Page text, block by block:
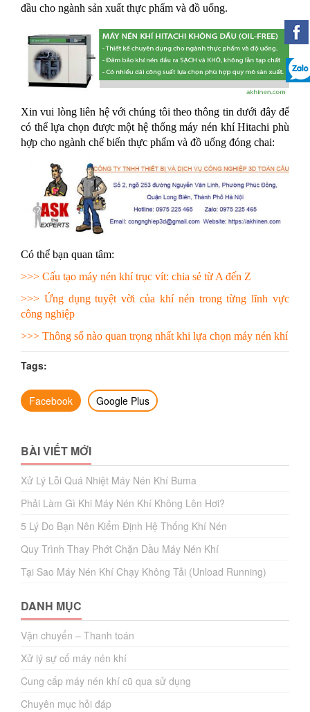
đầu cho ngành sản xuất thực phẩm và đồ uống.
Xin vui lòng liên hệ với chúng tôi theo thông tin dưới đây để
có thể lựa chọn được một hệ thống máy nén khí Hitachi phù
hợp cho ngành chế biến thực phẩm và đồ uống đóng chai:
Có thể bạn quan tâm:
>>> Cấu tạo máy nén khí trục vít: chia sẻ từ A đến Z
>>> Ứng dụng tuyệt vời của khí nén trong từng lĩnh vực
công nghiệp
>>> Thông số nào quan trọng nhất khi lựa chọn máy nén khí
Tags:
Facebook Google Plus
BÀI VIẾT MỚI
Xử Lý Lỗi Quá Nhiệt Máy Nén Khí Buma
Phải Làm Gì Khi Máy Nén Khí Không Lên Hơi?
5 Lý Do Bạn Nên Kiểm Định Hệ Thống Khí Nén
Quy Trình Thay Phớt Chặn Dầu Máy Nén Khí
Tại Sao Máy Nén Khí Chạy Không Tải (Unload Running)
DANH MỤC
Vận chuyển – Thanh toán
Xử lý sự cố máy nén khí
Cung cấp máy nén khí cũ qua sử dụng
Chuyên mục hỏi đáp